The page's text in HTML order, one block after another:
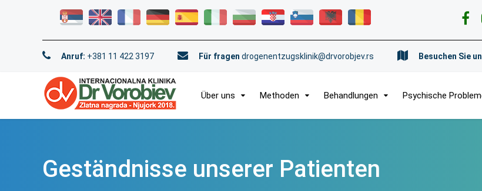
Anruf: +381 11 422 3197 Für fragen drogenentzugsklinik@drvorobjev.rs Besuchen Sie
Über uns Methoden Behandlungen Psychische
Geständnisse unserer Patienten